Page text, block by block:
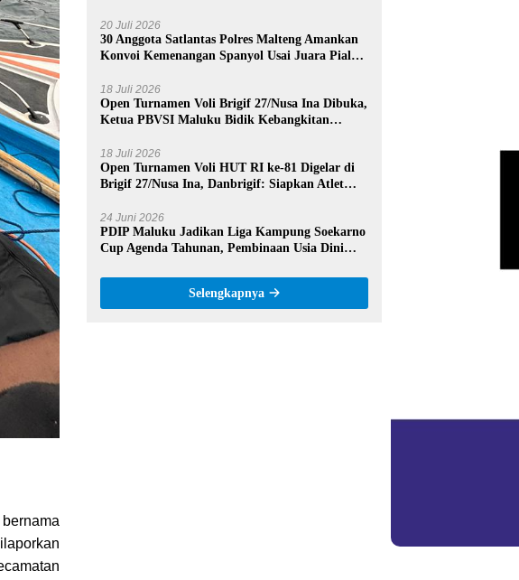
20 Juli 2026
30 Anggota Satlantas Polres Malteng Amankan
Konvoi Kemenangan Spanyol Usai Juara Piala
18 Juli 2026
Open Turnamen Voli Brigif 27/Nusa Ina Dibuka,
Ketua PBVSI Maluku Bidik Kebangkitan
18 Juli 2026
Open Turnamen Voli HUT RI ke-81 Digelar di
Brigif 27/Nusa Ina, Danbrigif: Siapkan Atlet
24 Juni 2026
PDIP Maluku Jadikan Liga Kampung Soekarno
Cup Agenda Tahunan, Pembinaan Usia Dini
Selengkapnya